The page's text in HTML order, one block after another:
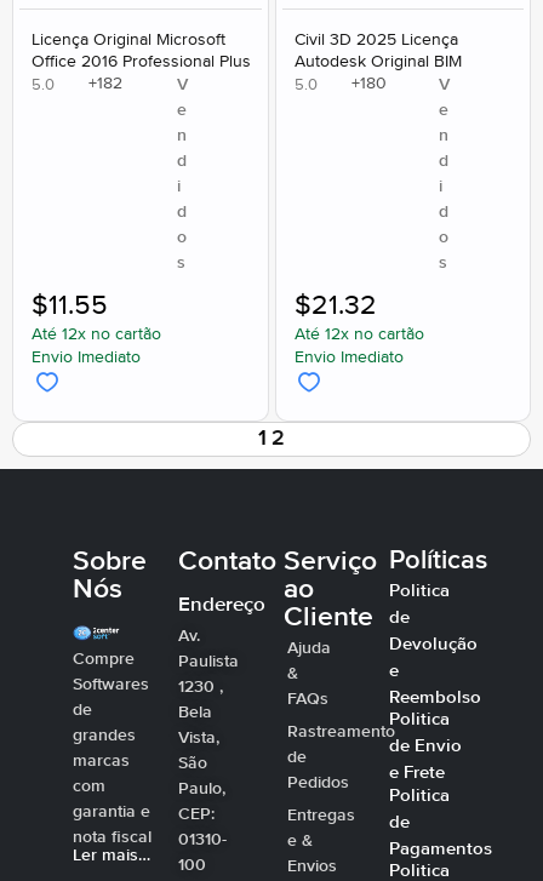
Licença Original Microsoft
Office 2016 Professional Plus
5.0 +182
V
e
n
d
i
d
o
s
Até 12x no cartão
Envio Imediato
$11.55
Civil 3D 2025 Licença
Autodesk Original BIM
5.0 +180
V
e
n
d
i
d
o
s
Até 12x no cartão
Envio Imediato
$21.32
1 2
Sobre
Nós
Compre
Softwares
de
grandes
marcas
com
garantia e
nota fiscal
Ler mais…
Contato
Endereço
Av.
Paulista
1230 ,
Bela
Vista,
São
Paulo,
CEP:
01310-
100
Serviço
ao
Cliente
Ajuda
&
FAQs
Rastreamento
de
Pedidos
Entregas
e &
Envios
Políticas
Politica
de
Devolução
e
Reembolso
Politica
de Envio
e Frete
Politica
de
Pagamentos
Politica